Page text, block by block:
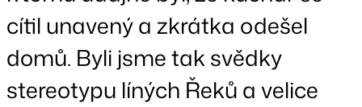
cítil unavený a zkrátka odešel
domů. Byli jsme tak svědky
stereotypu líných Řeků a velice